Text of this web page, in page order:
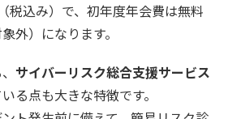
税込み）で、初年度年会費は無料
外）になります。
サイバーリスク総合支援サービス
る点も大きな特徴です。